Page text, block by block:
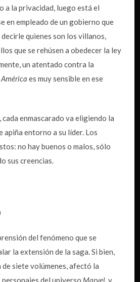
a la privacidad, luego está el
en empleado de un gobierno que
quienes son los villanos,
que se rehúsen a obedecer la ley
un atentado contra la
es muy sensible en ese
cada enmascarado va eligiendo la
apiña entorno a su líder. Los
no hay buenos o malos, sólo
sus creencias.
del fenómeno que se
la extensión de la saga. Si bien,
siete volúmenes, afectó la
del universo Marvel , y